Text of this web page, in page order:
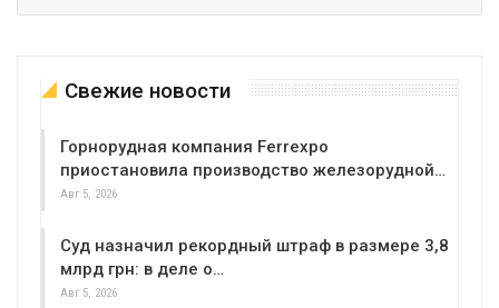
Свежие новости
Горнорудная компания Ferrexpo
приостановила производство железорудной…
Авг 5, 2026
Суд назначил рекордный штраф в размере 3,8
млрд грн: в деле о…
Авг 5, 2026